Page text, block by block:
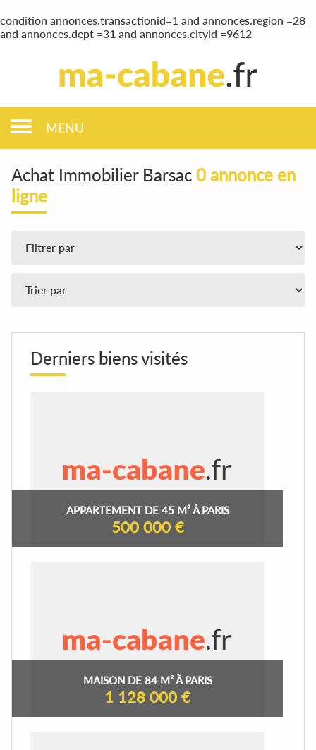
condition annonces.transactionid=1 and annonces.region =28
and annonces.dept =31 and annonces.cityid =9612
MENU
Achat Immobilier Barsac 0 annonce en
ligne
Derniers biens visités
APPARTEMENT DE 45 M² À PARIS
500 000 €
MAISON DE 84 M² À PARIS
1 128 000 €